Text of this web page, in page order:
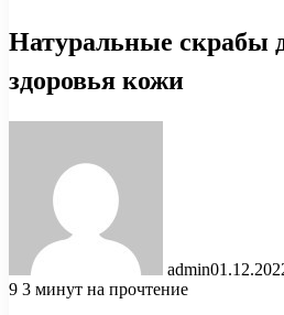
Натуральные скрабы
здоровья кожи
admin
9 3 минут на прочтение